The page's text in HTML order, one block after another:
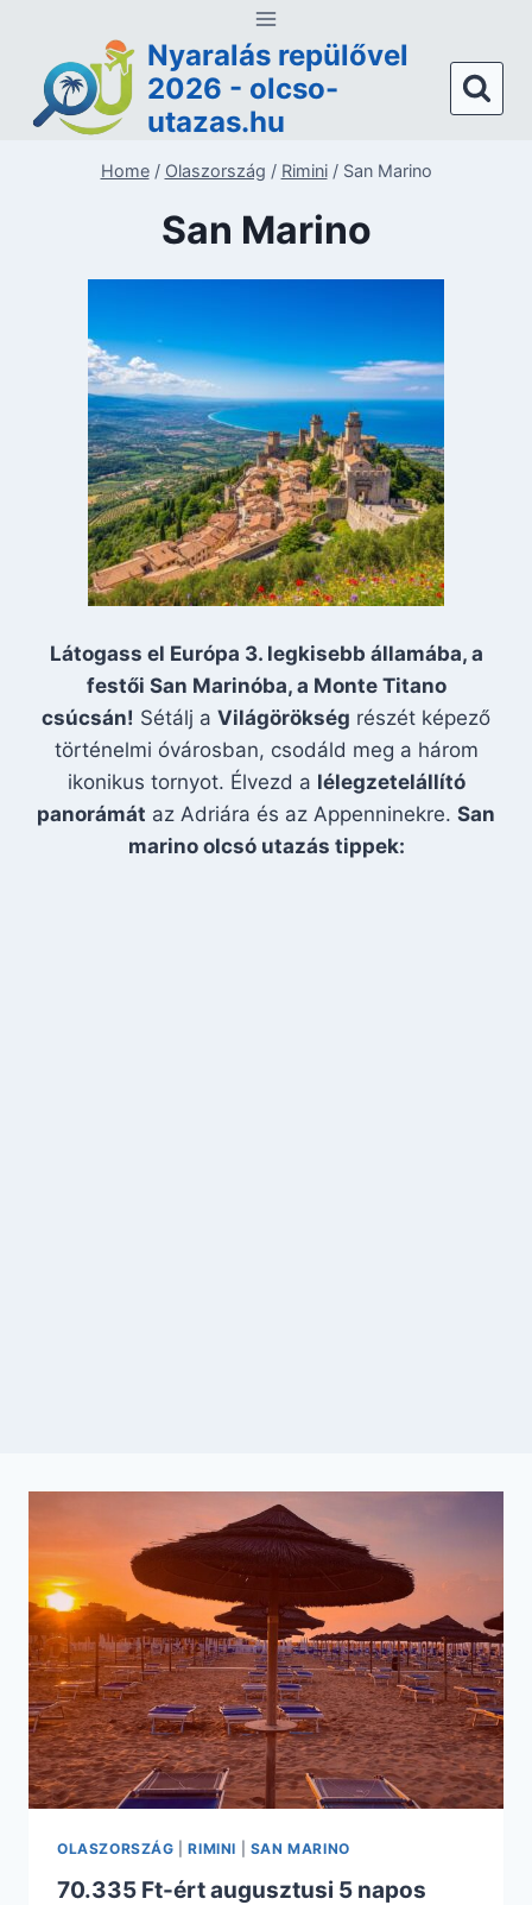
content
Nyaralás repülővel
2026 - olcso-
utazas.hu
Home / Olaszország / Rimini / San Marino
San Marino
Látogass el Európa 3. legkisebb államába, a
festői San Marinóba, a Monte Titano
csúcsán! Sétálj a Világörökség részét képező
történelmi óvárosban, csodáld meg a három
ikonikus tornyot. Élvezd a lélegzetelállító
panorámát az Adriára és az Appenninekre. San
marino olcsó utazás tippek:
OLASZORSZÁG |RIMINI SAN MARINO
70.335 Ft-ért augusztusi 5 napos